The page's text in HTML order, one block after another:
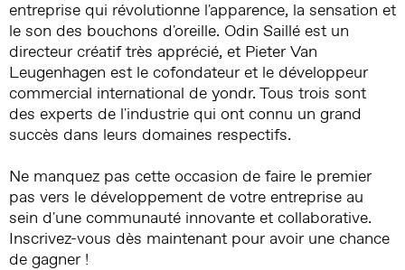
entreprise qui révolutionne l'apparence, la sensation et
le son des bouchons d'oreille. Odin Saillé est un
directeur créatif très apprécié, et Pieter Van
Leugenhagen est le cofondateur et le développeur
commercial international de yondr. Tous trois sont
des experts de l'industrie qui ont connu un grand
succès dans leurs domaines respectifs.
Ne manquez pas cette occasion de faire le premier
pas vers le développement de votre entreprise au
sein d'une communauté innovante et collaborative.
Inscrivez-vous dès maintenant pour avoir une chance
de gagner !